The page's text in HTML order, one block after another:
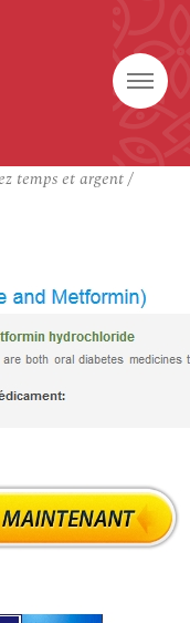
temps et argent /